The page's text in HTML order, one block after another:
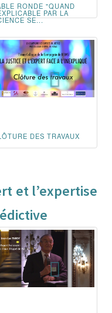
RONDE "QUAND
PAR LA
SE...
DES TRAVAUX
et l’expertise